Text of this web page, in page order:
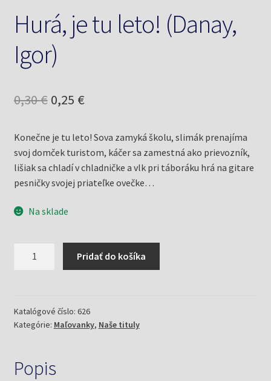
Hurá, je tu leto! (Danay,
Igor)
0,30€ Pôvodná
bola:
0,30 €.
0,25 €Aktuálna
je:
0,25 €.
Konečne je tu leto! Sova zamyká školu, slimák prenajíma
svoj domček turistom, káčer sa zamestná ako prievozník,
lišiak sa chladí v chladničke a vlk pri táboráku hrá na gitare
pesničky svojej priateľke ovečke…
Na sklade
leto!
(Danay,
Pridať do košíka
Katalógové číslo: 626
Kategórie: Maľovanky, Naše tituly
Popis